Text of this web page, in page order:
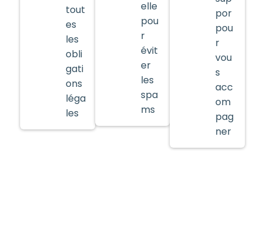
tout
es
les
obli
gati
ons
léga
les
elle
pou
r
évit
er
les
spa
ms
por
pou
r
vou
s
acc
om
pag
ner